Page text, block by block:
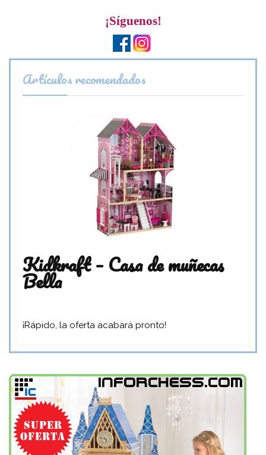
¡Síguenos!
Artículos recomendados
Kidkraft – Casa de muñecas
Bella
¡Rápido, la oferta acabará pronto!